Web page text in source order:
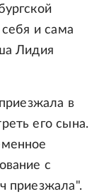
себя и сама
Лидия
в
его сына.
с
приезжала".